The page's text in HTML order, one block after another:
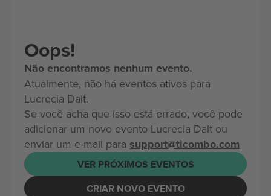
Oops!
Não encontramos nenhum evento.
Atualmente, não há eventos ativos para
Lucrecia Dalt.
Se você acha que isso está errado, você pode
adicionar um novo evento Lucrecia Dalt ou
enviar um e-mail para support@ticombo.com
VER PRÓXIMOS EVENTOS
CRIAR NOVO EVENTO